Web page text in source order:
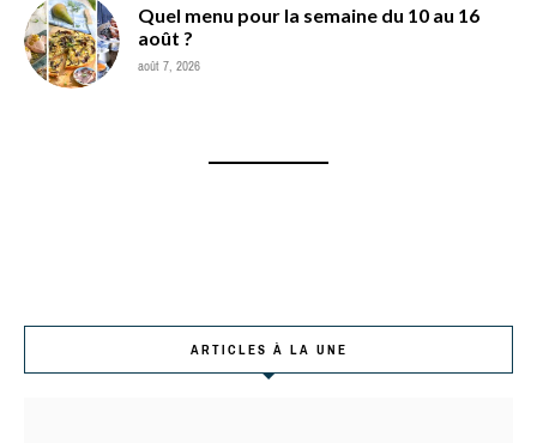
Quel menu pour la semaine du 10 au 16
août ?
août 7, 2026
ARTICLES À LA UNE